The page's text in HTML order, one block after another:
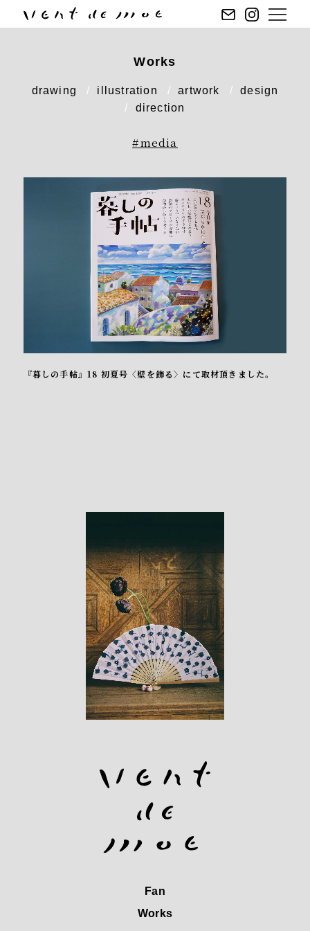
Works
drawing illustration artwork
design
direction
#media
『暮しの手帖』18 初夏号〈壁を飾る〉にて取材頂きました。
Fan
Works